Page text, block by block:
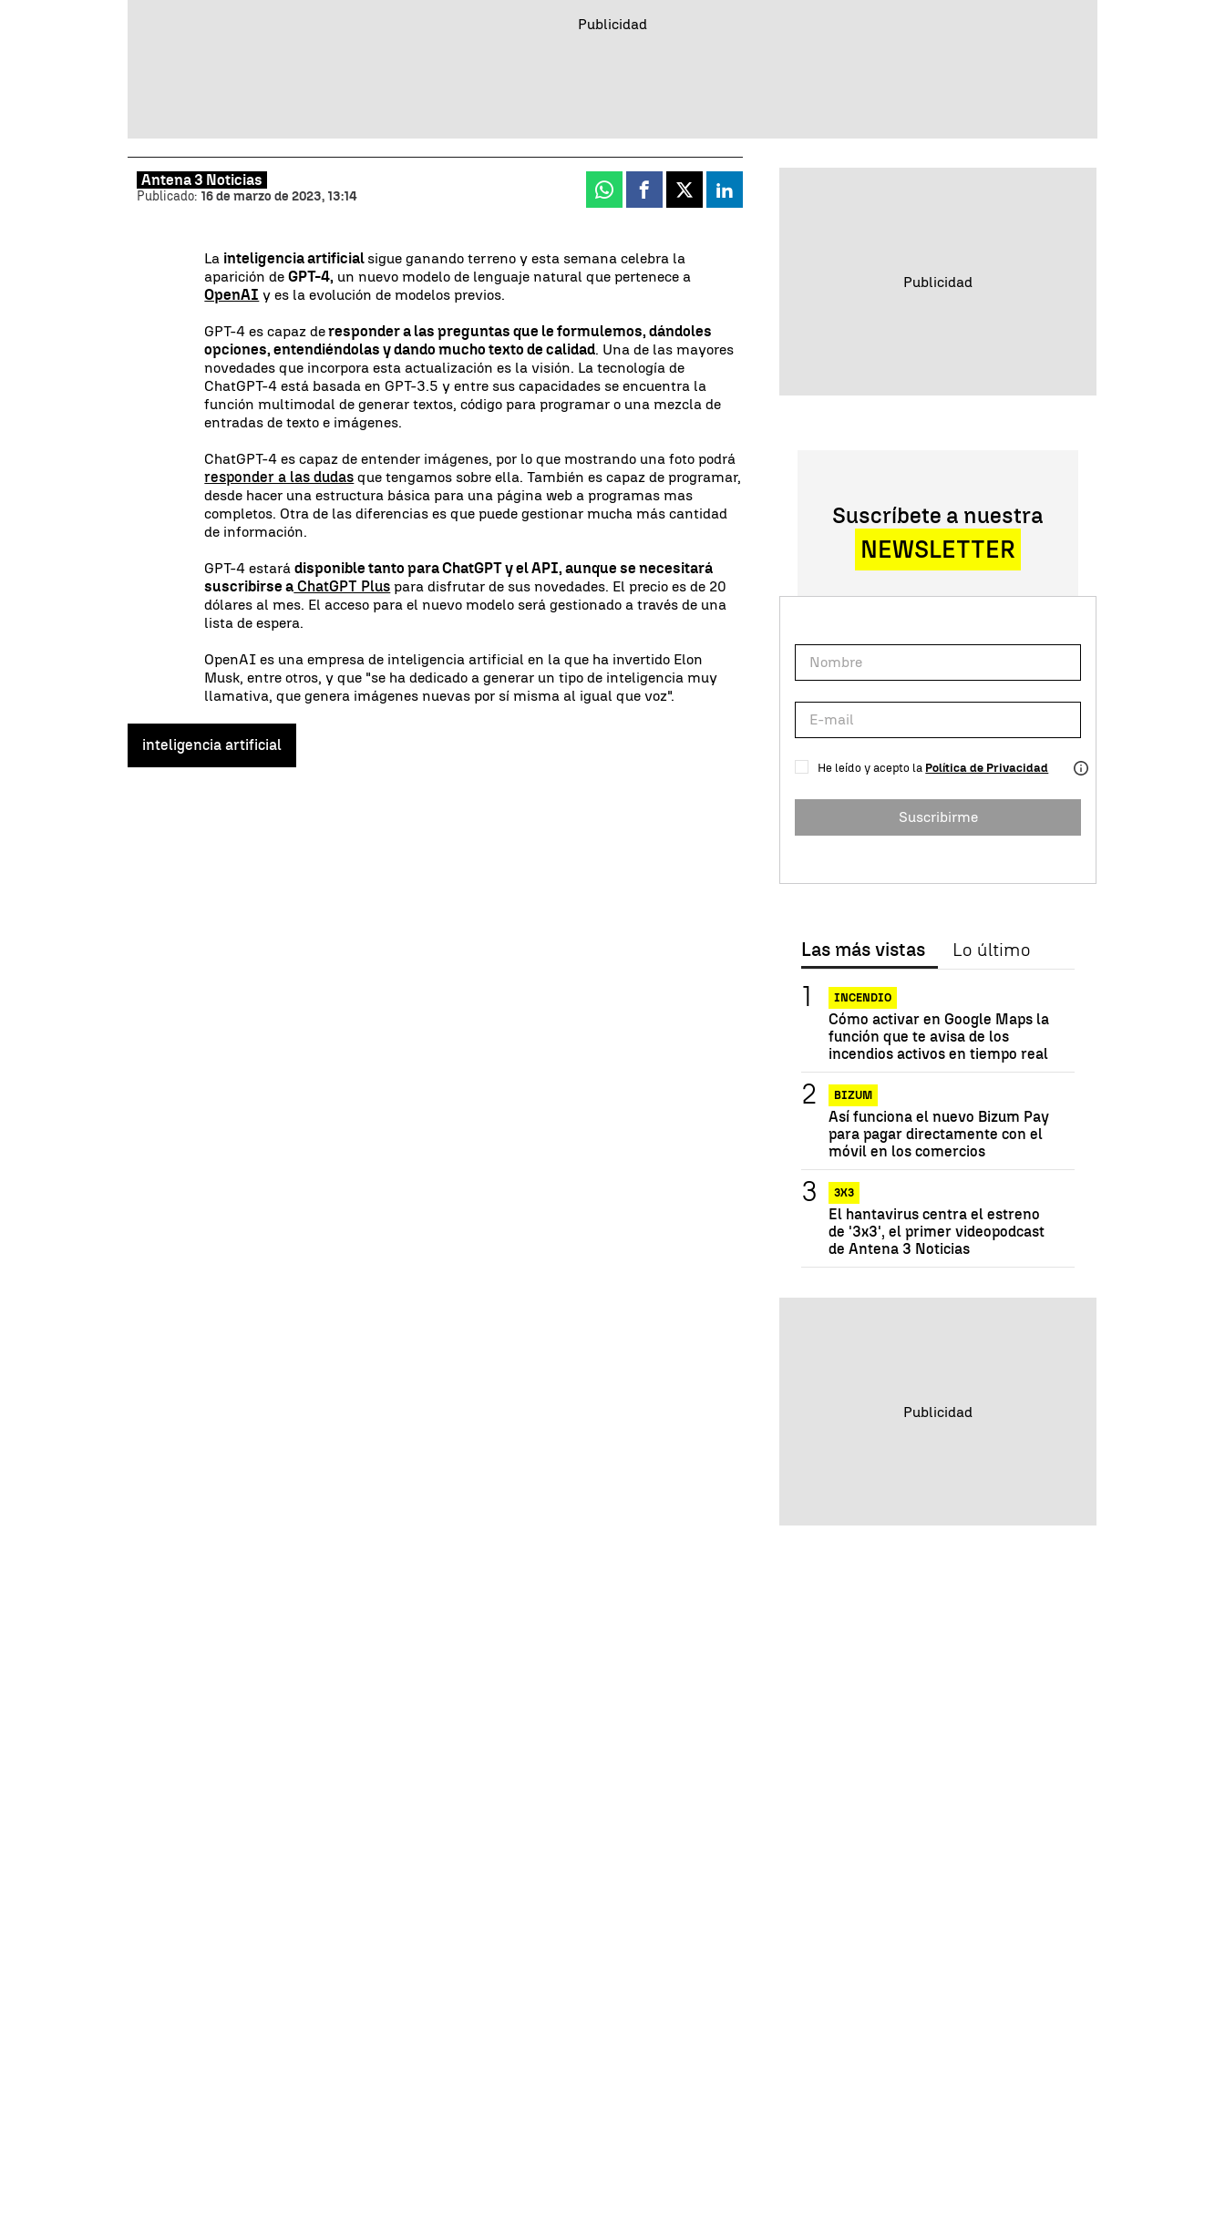
Antena 3 Noticias
Publicado: 16 de marzo de 2023, 13:14 Whatsapp
Facebook
X Linkedin
La inteligencia artificial sigue ganando terreno y esta semana celebra la
aparición deGPT-4, un nuevo modelo de lenguaje natural que pertenece a
OpenAI y es la evolución de modelos previos.
GPT-4 es capaz deresponder a las preguntas que le formulemos, dándoles
opciones, entendiéndolas y dando mucho texto de calidad. Una de las mayores
novedades que incorpora esta actualización es la visión. La tecnología de
ChatGPT-4 está basada en GPT-3.5 y entre sus capacidades se encuentra la
función multimodal de generar textos, código para programar o una mezcla de
entradas de texto e imágenes.
ChatGPT-4 es capaz de entender imágenes, por lo que mostrando una foto podrá
responder a las dudas que tengamos sobre ella. También es capaz de programar,
desde hacer una estructura básica para una página web a programas mas
completos. Otra de las diferencias es que puede gestionar mucha más cantidad
de información.
GPT-4 estarádisponible tanto para ChatGPT y el API, aunque se necesitará
suscribirse a ChatGPT Plus para disfrutar de sus novedades. El precio es de 20
dólares al mes. El acceso para el nuevo modelo será gestionado a través de una
lista de espera.
OpenAI es una empresa de inteligencia artificial en la que ha invertido Elon
Musk, entre otros, y que "se ha dedicado a generar un tipo de inteligencia muy
llamativa, que genera imágenes nuevas por sí misma al igual que voz".
inteligencia artificial
Suscríbete a nuestra
NEWSLETTER
He leído y acepto la Política de Privacidad
Suscribirme
Las más vistas Lo último
INCENDIO
Cómo activar en Google Maps la
función que te avisa de los
incendios activos en tiempo real
BIZUM
Así funciona el nuevo Bizum Pay
para pagar directamente con el
móvil en los comercios
3X3
El hantavirus centra el estreno
de '3x3', el primer videopodcast
de Antena 3 Noticias